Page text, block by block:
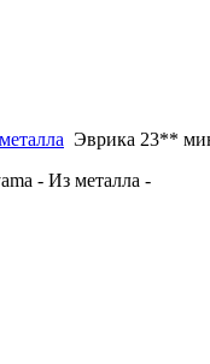
Эврика 23**
- Из металла -